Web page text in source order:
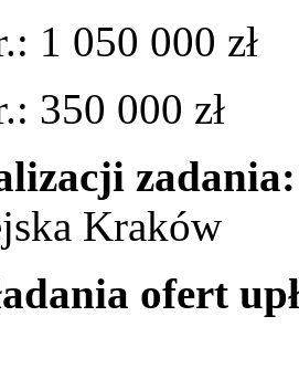
1 050 000 zł
350 000 zł
zadania:
Kraków
ofert